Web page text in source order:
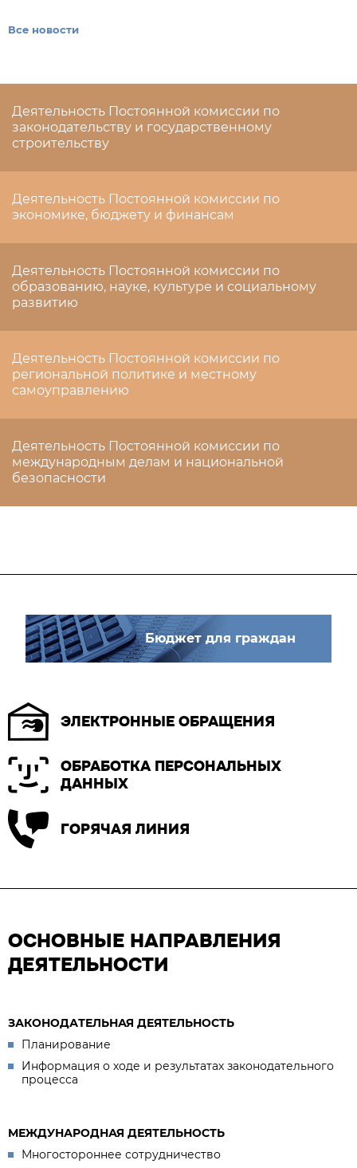
Все новости
Деятельность Постоянной комиссии по
законодательству и государственному
строительству
Деятельность Постоянной комиссии по
экономике, бюджету и финансам
Деятельность Постоянной комиссии по
образованию, науке, культуре и социальному
развитию
Деятельность Постоянной комиссии по
региональной политике и местному
самоуправлению
Деятельность Постоянной комиссии по
международным делам и национальной
безопасности
Бюджет для граждан
ЭЛЕКТРОННЫЕ ОБРАЩЕНИЯ
ОБРАБОТКА ПЕРСОНАЛЬНЫХ
ДАННЫХ
ГОРЯЧАЯ ЛИНИЯ
ОСНОВНЫЕ НАПРАВЛЕНИЯ
ДЕЯТЕЛЬНОСТИ
ЗАКОНОДАТЕЛЬНАЯ ДЕЯТЕЛЬНОСТЬ
Планирование
Информация о ходе и результатах законодательного
процесса
МЕЖДУНАРОДНАЯ ДЕЯТЕЛЬНОСТЬ
Многостороннее сотрудничество